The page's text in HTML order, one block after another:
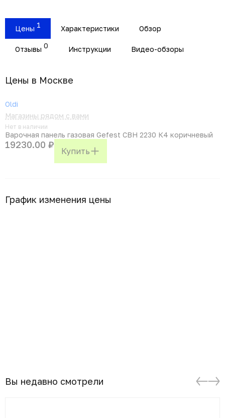
Цены 1 Характеристики Обзор
Отзывы 0 Инструкции Видео-обзоры
Цены в Москвe
Oldi
Магазины рядом с вами
Нет в наличии
Варочная панель газовая Gefest СВН 2230 К4 коричневый
19230.00 ₽
Купить
График изменения цены
Вы недавно смотрели